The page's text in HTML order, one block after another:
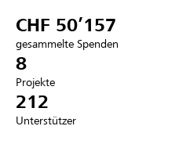
Anmelden
CHF 50’157
gesammelte Spenden
8
Projekte
212
Unterstützer